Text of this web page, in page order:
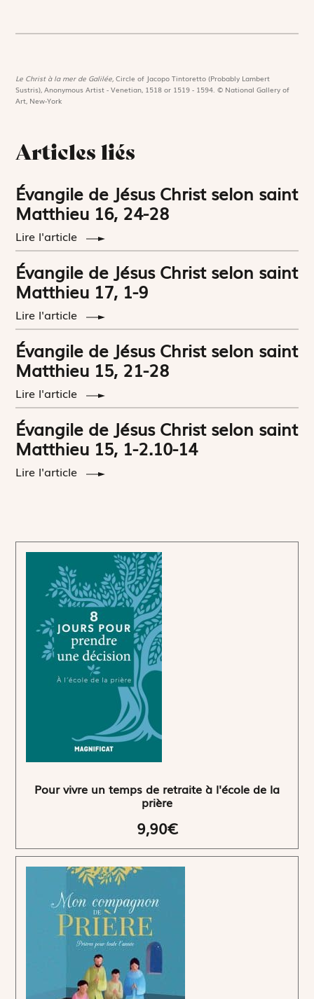
Le Christ à la mer de Galilée,Circle of Jacopo Tintoretto (Probably Lambert
Sustris), Anonymous Artist - Venetian, 1518 or 1519 - 1594. © National Gallery of
Art, New-York
Articles liés
Évangile de Jésus Christ selon saint
Matthieu 16, 24-28
Lire l'article
Évangile de Jésus Christ selon saint
Matthieu 17, 1-9
Lire l'article
Évangile de Jésus Christ selon saint
Matthieu 15, 21-28
Lire l'article
Évangile de Jésus Christ selon saint
Matthieu 15, 1-2.10-14
Lire l'article
Pour vivre un temps de retraite à l'école de la
prière
9,90€